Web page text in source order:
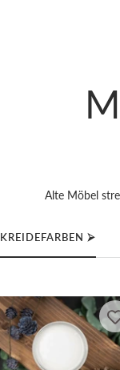
Alte Möbel
KREIDEFARBEN ⮚